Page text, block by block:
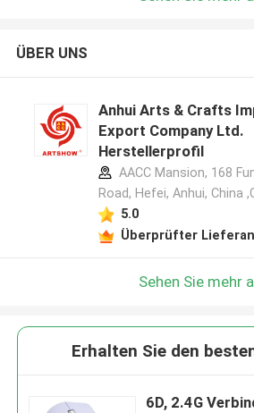
ÜBER UNS
Anhui Arts & Crafts
Export Company Ltd.
Herstellerprofil
AACC Mansion, 168
Road, Hefei, Anhui, China
5.0
Überprüfter
Sehen Sie mehr
Erhalten Sie den
6D, 2.4G